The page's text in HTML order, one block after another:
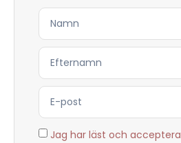
Jag har läst och